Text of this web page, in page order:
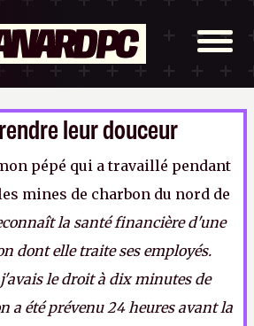
leur douceur
pépé qui a travaillé pendant
mines de charbon du nord de
la santé financière d'une
dont elle traite ses employés.
le droit à dix minutes de
a été prévenu 24 heures avant la